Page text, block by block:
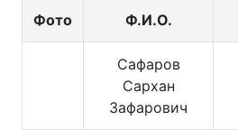
Фото Ф.И.О.
Сафаров
Сархан
Зафарович